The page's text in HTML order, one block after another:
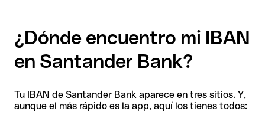
¿Dónde encuentro mi IBAN
en Santander Bank?
Tu IBAN de Santander Bank aparece en tres sitios. Y,
aunque el más rápido es la app, aquí los tienes todos: